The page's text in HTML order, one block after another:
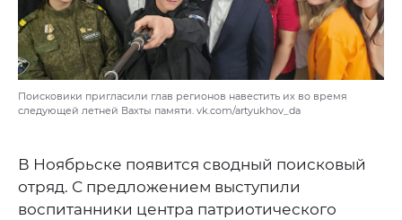
Поисковики пригласили глав регионов навестить их во время
следующей летней Вахты памяти. vk.com/artyukhov_da
В Ноябрьске появится сводный поисковый
отряд. С предложением выступили
воспитанники центра патриотического